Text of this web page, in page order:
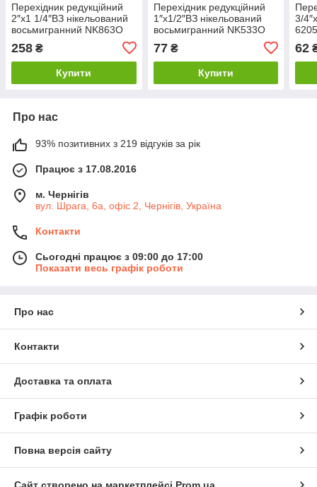
Перехідник редукційний
2″х1 1/4″ВЗ нікельований
восьмигранний NK863O
258 ₴
Купити
Перехідник редукційний
1″х1/2″ВЗ нікельований
восьмигранний NK533O
77₴
Купити
3/
62
Про нас
93% позитивних з 219 відгуків за рік
Працює з 17.08.2016
м. Чернігів
вул. Шрага, 6а, офіс 2, Чернігів, Україна
Контакти
Сьогодні працює з 09:00 до 17:00
Показати весь графік роботи
Про нас
Контакти
Доставка та оплата
Графік роботи
Повна версія сайту
Сайт створено на маркетплейсі Prom.ua